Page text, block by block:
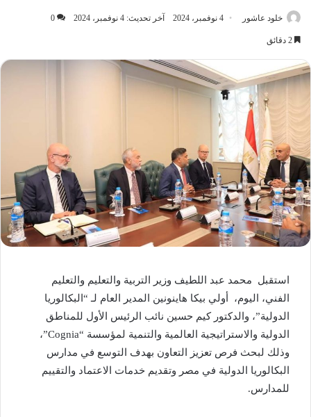
خلود عاشور 4 نوفمبر، 2024 آخر تحديث: 4 نوفمبر، 2024 0
استقبل محمد عبد اللطيف وزير التربية والتعليم والتعليم
الفني، اليوم، أولي بيكا هاينونين المدير العام لـ “البكالوريا
الدولية”، والدكتور كيم حسين نائب الرئيس الأول للمناطق
الدولية والاستراتيجية العالمية والتنمية لمؤسسة “Cognia”،
وذلك لبحث فرص تعزيز التعاون بهدف التوسع في مدارس
البكالوريا الدولية في مصر وتقديم خدمات الاعتماد والتقييم
للمدارس.